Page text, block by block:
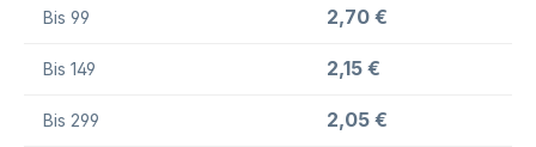
Bis 99 2,70 €
Bis 149 2,15 €
Bis 299 2,05 €